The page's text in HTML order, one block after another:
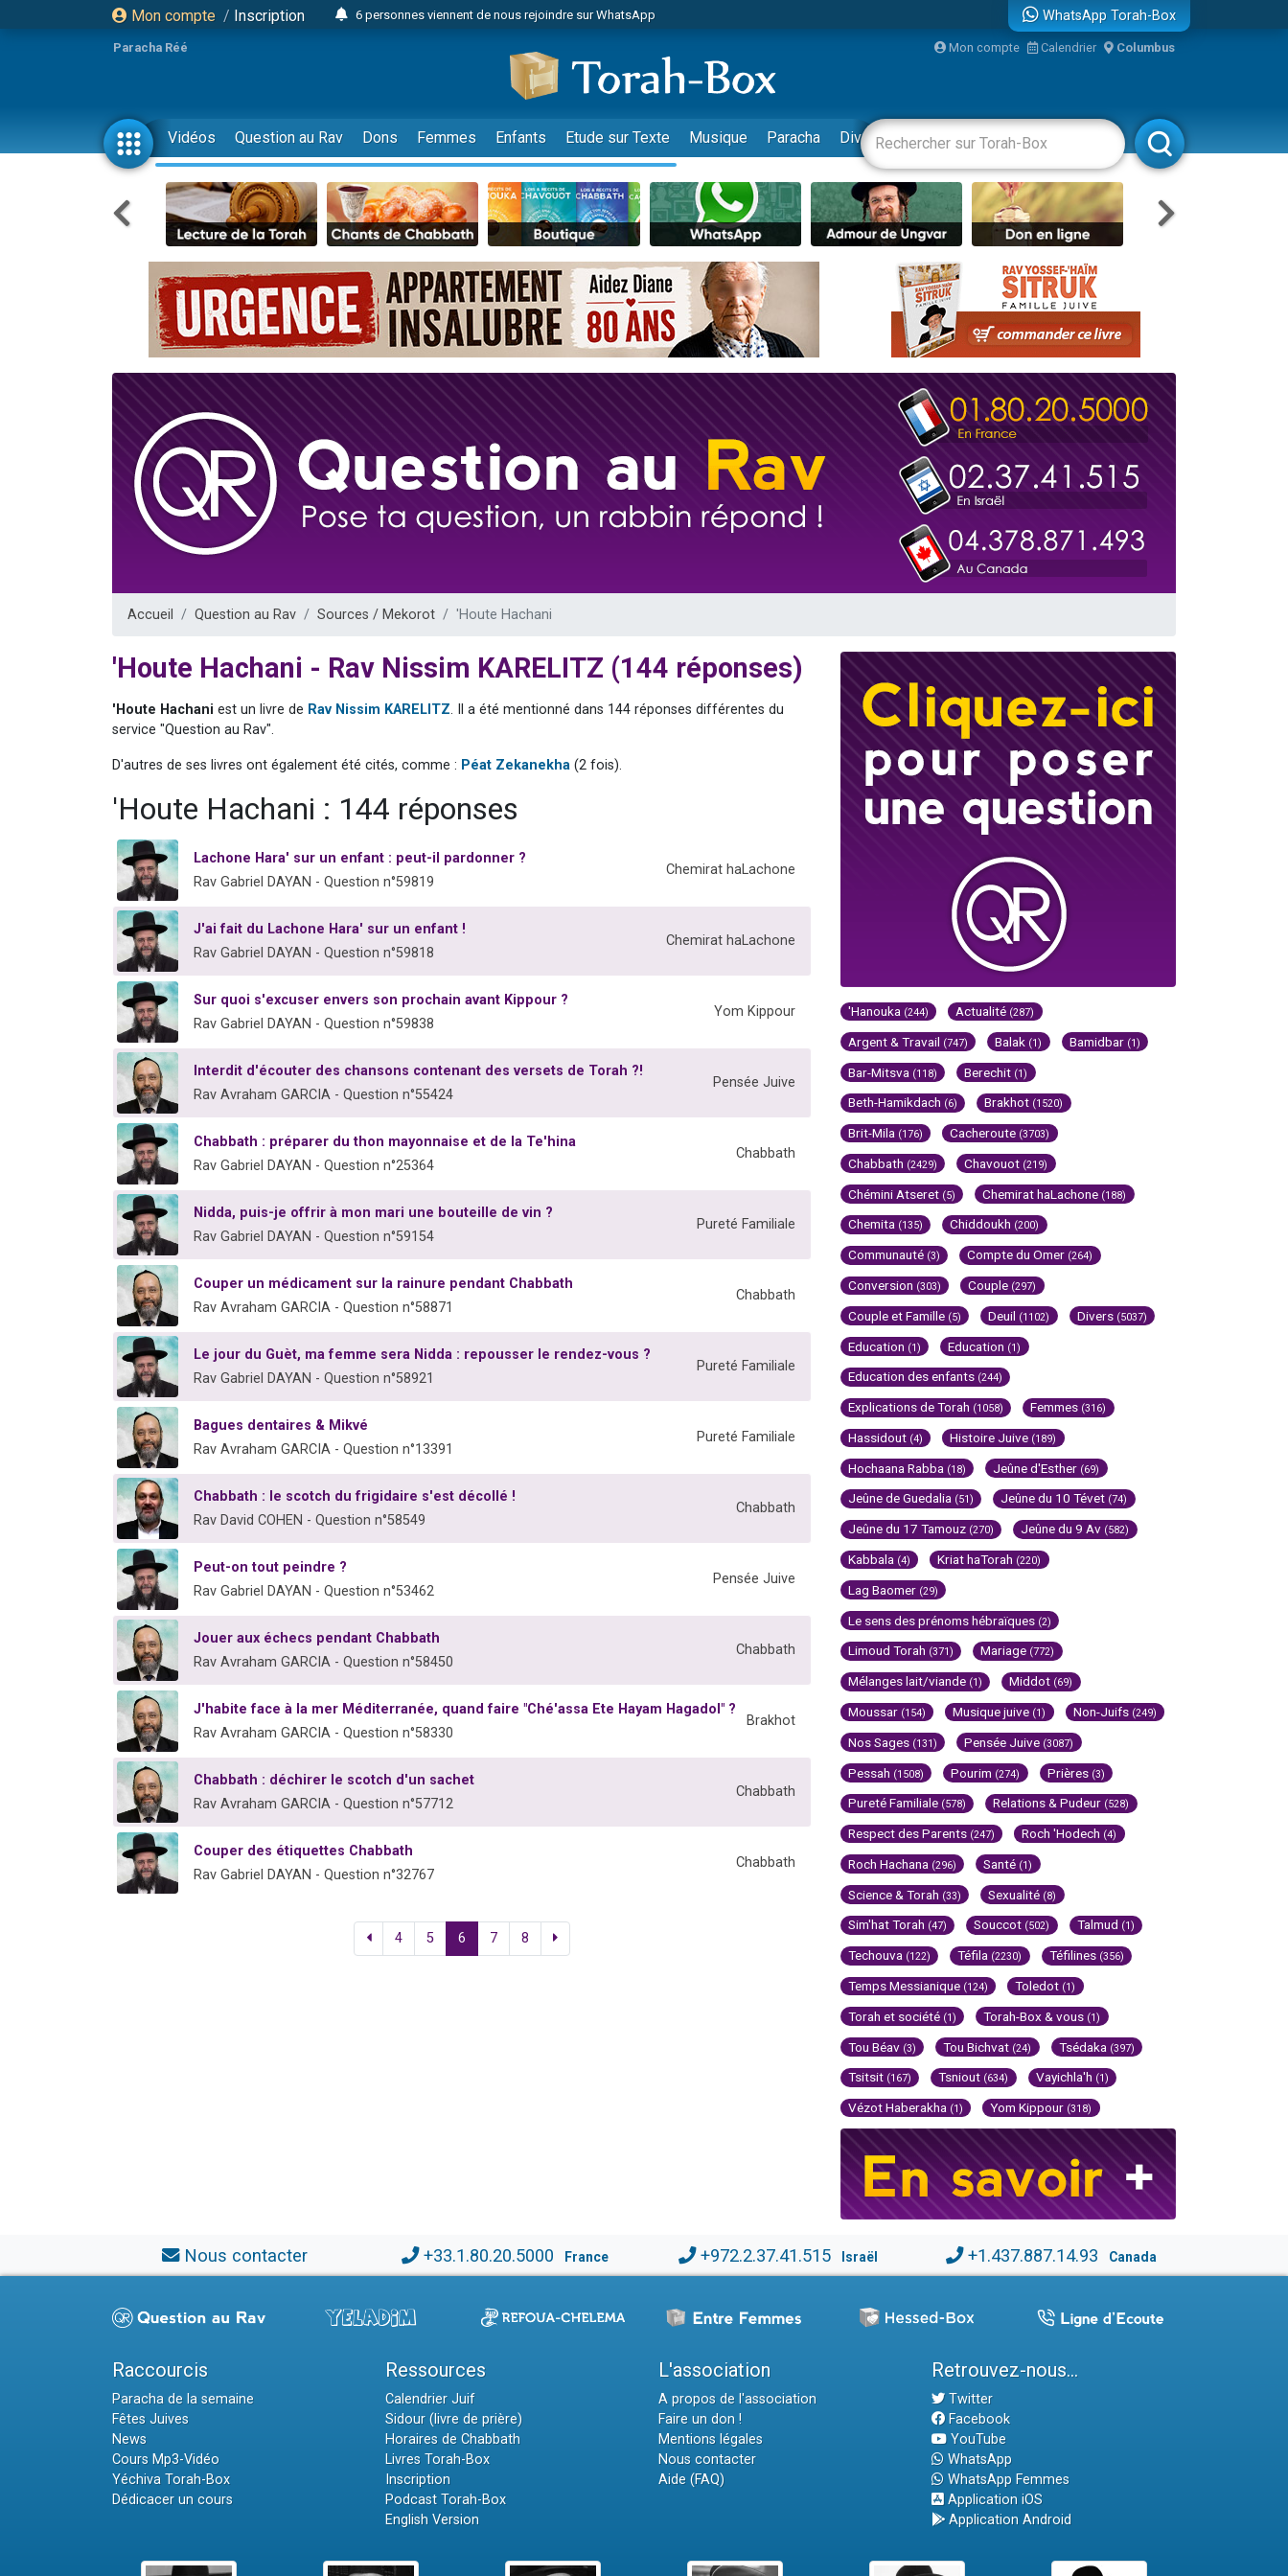
Mon compte / Inscription
6 personnes viennent de nous rejoindre sur WhatsApp
2 personnes viennent de faire un don pour 1 Journée de Vacances Pour les Enfants
17 personnes viennent de demander une bénédiction
4 personnes viennent de nous rejoindre sur WhatsApp
Il reste 49 places pour étudier en groupe sur Zoom
23 personnes viennent de faire un don pour Diane, 80 ans, dans un appartement insalubre
Eva vient de donner son Maasser
4 personnes viennent de nous rejoindre sur WhatsApp
3 personnes viennent de nous rejoindre sur WhatsApp
3 personnes viennent de faire un don pour 5 jours de vacances aux Orphelins
Odaya vient de donner son Maasser
13 personnes viennent de demander une bénédiction
2 personnes viennent de nous rejoindre sur WhatsApp
30 personnes viennent de faire un don pour Sauvez la jambe de Yohan
Il reste 49 places pour étudier en groupe sur Zoom
12 nouvelles musiques dans Torah-Box Music
3 personnes viennent de nous rejoindre sur WhatsApp
2 personnes viennent de nous rejoindre sur WhatsApp
WhatsApp Torah-Box
Paracha Réé Mon compte Calendrier Columbus
Vidéos Question au Rav Dons Femmes Enfants Etude sur Texte Musique Paracha Divertissements Livres Rabbanim
Accueil Question au Rav Sources / Mekorot 'Houte Hachani
'Houte Hachani - Rav Nissim KARELITZ (144 réponses)
'Houte Hachani est un livre de Rav Nissim KARELITZ. Il a été mentionné dans 144 réponses différentes du
service "Question au Rav".
D'autres de ses livres ont également été cités, comme : Péat Zekanekha (2 fois).
'Houte Hachani : 144 réponses
Lachone Hara' sur un enfant : peut-il pardonner ?
Rav Gabriel DAYAN - Question n°59819
Chemirat haLachone
J'ai fait du Lachone Hara' sur un enfant !
Rav Gabriel DAYAN - Question n°59818
Chemirat haLachone
Sur quoi s'excuser envers son prochain avant Kippour ?
Rav Gabriel DAYAN - Question n°59838
Yom Kippour
Interdit d'écouter des chansons contenant des versets de Torah ?!
Rav Avraham GARCIA - Question n°55424
Pensée Juive
Chabbath : préparer du thon mayonnaise et de la Te'hina
Rav Gabriel DAYAN - Question n°25364
Chabbath
Nidda, puis-je offrir à mon mari une bouteille de vin ?
Rav Gabriel DAYAN - Question n°59154
Pureté Familiale
Couper un médicament sur la rainure pendant Chabbath
Rav Avraham GARCIA - Question n°58871
Chabbath
Le jour du Guèt, ma femme sera Nidda : repousser le rendez-vous ?
Rav Gabriel DAYAN - Question n°58921
Pureté Familiale
Bagues dentaires & Mikvé
Rav Avraham GARCIA - Question n°13391
Pureté Familiale
Chabbath : le scotch du frigidaire s'est décollé !
Rav David COHEN - Question n°58549
Chabbath
Peut-on tout peindre ?
Rav Gabriel DAYAN - Question n°53462
Pensée Juive
Jouer aux échecs pendant Chabbath
Rav Avraham GARCIA - Question n°58450
Chabbath
J'habite face à la mer Méditerranée, quand faire "Ché'assa Ete Hayam Hagadol" ?
Rav Avraham GARCIA - Question n°58330
Brakhot
Chabbath : déchirer le scotch d'un sachet
Rav Avraham GARCIA - Question n°57712
Chabbath
Couper des étiquettes Chabbath
Rav Gabriel DAYAN - Question n°32767
Chabbath
4 5 6 7 8
'Hanouka (244) Actualité (287)
Argent & Travail (747) Balak (1) Bamidbar (1)
Bar-Mitsva (118) Berechit (1)
Beth-Hamikdach (6) Brakhot (1520)
Brit-Mila (176) Cacheroute (3703)
Chabbath (2429) Chavouot (219)
Chémini Atseret (5) Chemirat haLachone (188)
Chemita (135) Chiddoukh (200)
Communauté (3) Compte du Omer (264)
Conversion (303) Couple (297)
Couple et Famille (5) Deuil (1102) Divers (5037)
Education (1) Education (1)
Education des enfants (244)
Explications de Torah (1058) Femmes (316)
Hassidout (4) Histoire Juive (189)
Hochaana Rabba (18) Jeûne d'Esther (69)
Jeûne de Guedalia (51) Jeûne du 10 Tévet (74)
Jeûne du 17 Tamouz (270) Jeûne du 9 Av (582)
Kabbala (4) Kriat haTorah (220)
Lag Baomer (29)
Le sens des prénoms hébraïques (2)
Limoud Torah (371) Mariage (772)
Mélanges lait/viande (1) Middot (69)
Moussar (154) Musique juive (1) Non-Juifs (249)
Nos Sages (131) Pensée Juive (3087)
Pessah (1508) Pourim (274) Prières (3)
Pureté Familiale (578) Relations & Pudeur (528)
Respect des Parents (247) Roch 'Hodech (4)
Roch Hachana (296) Santé (1)
Science & Torah (33) Sexualité (8)
Sim'hat Torah (47) Souccot (502) Talmud (1)
Techouva (122) Téfila (2230) Téfilines (356)
Temps Messianique (124) Toledot (1)
Torah et société (1) Torah-Box & vous (1)
Tou Béav (3) Tou Bichvat (24) Tsédaka (397)
Tsitsit (167) Tsniout (634) Vayichla'h (1)
Vézot Haberakha (1) Yom Kippour (318)
Nous contacter +33.1.80.20.5000 France +972.2.37.41.515 Israël +1.437.887.14.93 Canada
Raccourcis
Paracha de la semaine
Fêtes Juives
News
Cours Mp3-Vidéo
Yéchiva Torah-Box
Dédicacer un cours
Ressources
Calendrier Juif
Sidour (livre de prière)
Horaires de Chabbath
Livres Torah-Box
Inscription
Podcast Torah-Box
English Version
L'association
A propos de l'association
Faire un don !
Mentions légales
Nous contacter
Aide (FAQ)
Retrouvez-nous...
Twitter
Facebook
YouTube
WhatsApp
WhatsApp Femmes
Application iOS
Application Android